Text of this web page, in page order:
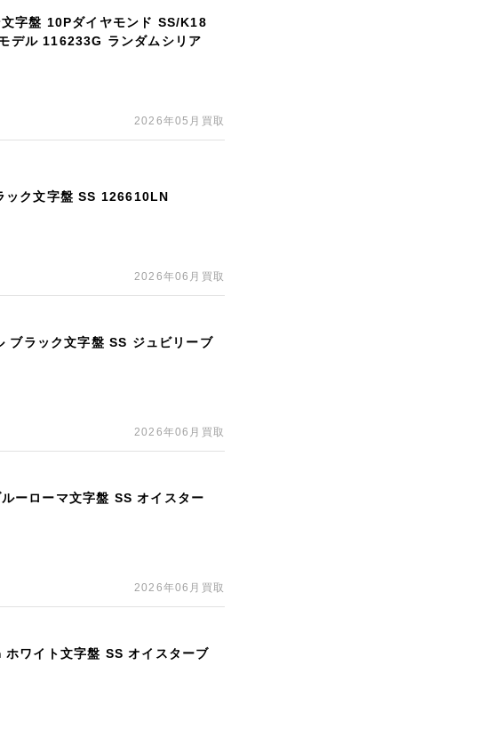
字盤 10Pダイヤモンド SS/K18
デル 116233G ランダムシリア
2026年05月買取
ック文字盤 SS 126610LN
2026年06月買取
ブラック文字盤 SS ジュビリーブ
2026年06月買取
ーローマ文字盤 SS オイスター
2026年06月買取
ワイト文字盤 SS オイスターブ